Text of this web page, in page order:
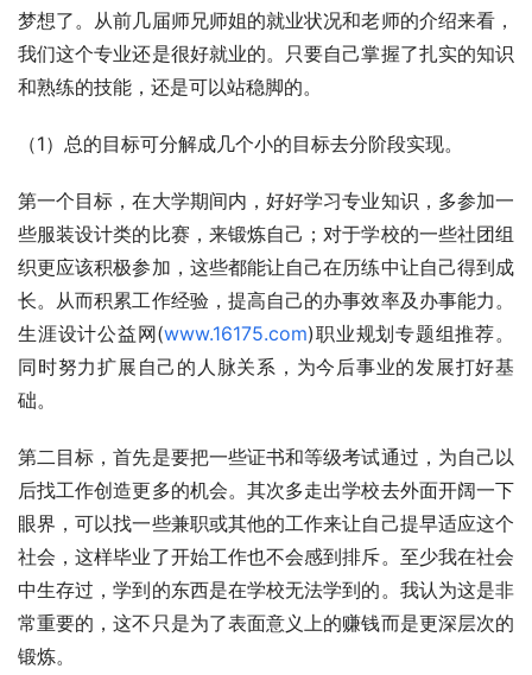
梦想了。从前几届师兄师姐的就业状况和老师的介绍来看，
我们这个专业还是很好就业的。只要自己掌握了扎实的知识
和熟练的技能，还是可以站稳脚的。
（1）总的目标可分解成几个小的目标去分阶段实现。
第一个目标，在大学期间内，好好学习专业知识，多参加一
些服装设计类的比赛，来锻炼自己；对于学校的一些社团组
织更应该积极参加，这些都能让自己在历练中让自己得到成
长。从而积累工作经验，提高自己的办事效率及办事能力。
生涯设计公益网(www.16175.com)职业规划专题组推荐。
同时努力扩展自己的人脉关系，为今后事业的发展打好基
础。
第二目标，首先是要把一些证书和等级考试通过，为自己以
后找工作创造更多的机会。其次多走出学校去外面开阔一下
眼界，可以找一些兼职或其他的工作来让自己提早适应这个
社会，这样毕业了开始工作也不会感到排斥。至少我在社会
中生存过，学到的东西是在学校无法学到的。我认为这是非
常重要的，这不只是为了表面意义上的赚钱而是更深层次的
锻炼。